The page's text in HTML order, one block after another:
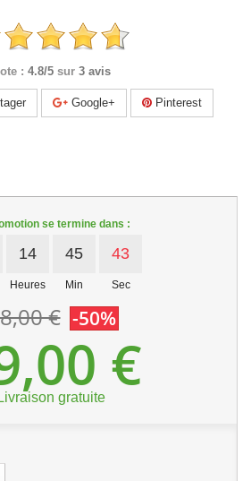
: 4.8/5 sur 3 avis
Google+ Pinterest
se termine dans :
14
Heures
45
Min
43
Sec
€ -50%
€
Livraison gratuite